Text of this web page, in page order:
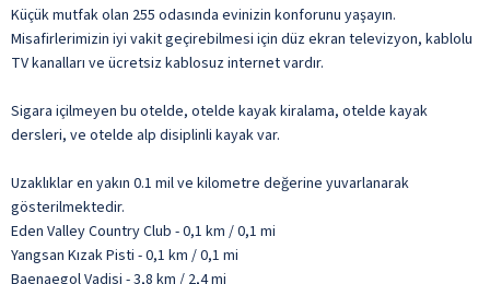
Küçük mutfak olan 255 odasında evinizin konforunu yaşayın.
Misafirlerimizin iyi vakit geçirebilmesi için düz ekran televizyon, kablolu
TV kanalları ve ücretsiz kablosuz internet vardır.
Sigara içilmeyen bu otelde, otelde kayak kiralama, otelde kayak
dersleri, ve otelde alp disiplinli kayak var.
Uzaklıklar en yakın 0.1 mil ve kilometre değerine yuvarlanarak
gösterilmektedir.
Eden Valley Country Club - 0,1 km / 0,1 mi
Yangsan Kızak Pisti - 0,1 km / 0,1 mi
Baenaegol Vadisi - 3,8 km / 2,4 mi